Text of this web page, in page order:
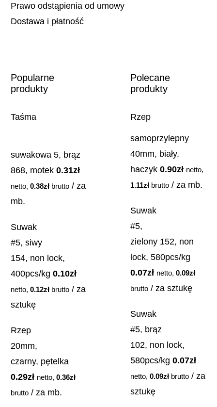
Prawo odstąpienia od umowy
Dostawa i płatność
Popularne
produkty
Taśma
suwakowa 5, brąz
868, motek 0.31zł
netto,0.38zł brutto / za
mb.
Suwak
#5, siwy
154, non lock,
400pcs/kg 0.10zł
netto,0.12zł brutto / za
sztukę
Rzep
20mm,
czarny, pętelka
0.29zł netto,0.36zł
brutto / za mb.
Polecane
produkty
Rzep
samoprzylepny
40mm, biały,
haczyk 0.90zł netto,
1.11zł brutto / za mb.
Suwak
#5,
zielony 152, non
lock, 580pcs/kg
0.07zł netto, 0.09zł
brutto / za sztukę
Suwak
#5, brąz
102, non lock,
580pcs/kg 0.07zł
netto, 0.09zł brutto / za
sztukę